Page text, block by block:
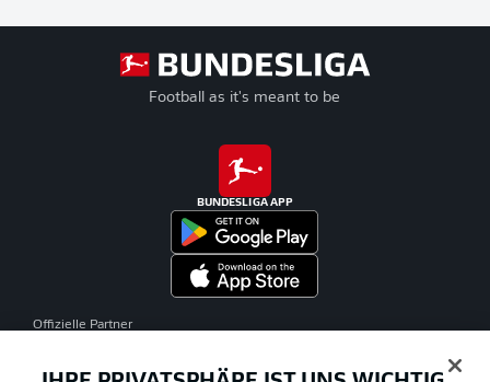
Football as it's meant to be
BUNDESLIGA APP
Offizielle Partner